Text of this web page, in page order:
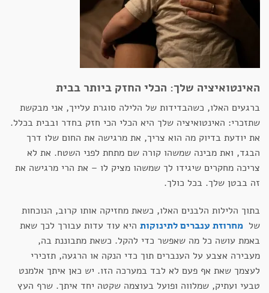
האינטואיציה שלך: הכלי החזק ביותר בבית
ברגעים האלו, כשהבדידות של הלילה סוגרת עלייך, אני מבקשת
שתזכרי: האינטואיציה שלך היא הכלי הכי חזק בחדר ובבית בכלל.
את יודעת בדיוק מה הוא צריך, את מרגישה את החום שלו דרך
הבגד, ואת מבינה שמשהו קורה שם מתחת לפני השטח. את לא
צריכה מחקרים שיגידו לך שמשהו מציק לו – את הרי מרגישה את
זה בבטן שלך. בכל כולך.
בתוך הלילות הלבנים האלו, כשאת מחזיקה אותו קרוב, הנוכחות
של מחרוזת ענברים לתינוקות היא עוד עדות עבורך לכך שאת
באמת עושה כל מה שאפשר כדי להקל. כשאת מתבוננת בה,
מעבירה אצבע על הענברים תוך כדי הנקה או הרגעה, תזכירי
לעצמך שאת אף פעם לא לבד במערכה הזו. יש כאן איתך אלמנט
טבעי ועתיק, שמלווה ופועל בעוצמה שקטה יחד איתך. שרף העץ